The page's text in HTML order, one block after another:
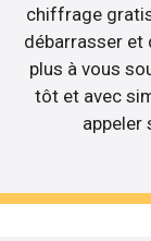
chiffrage
débarrasser et
plus à vous
tôt et avec
appeler